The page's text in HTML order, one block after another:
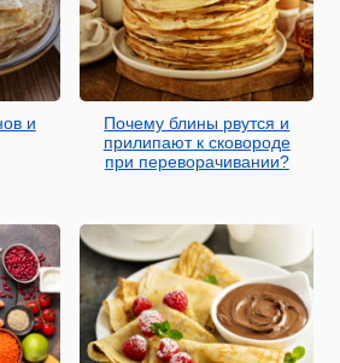
и
Почему блины рвутся и
прилипают к сковороде
при переворачивании?